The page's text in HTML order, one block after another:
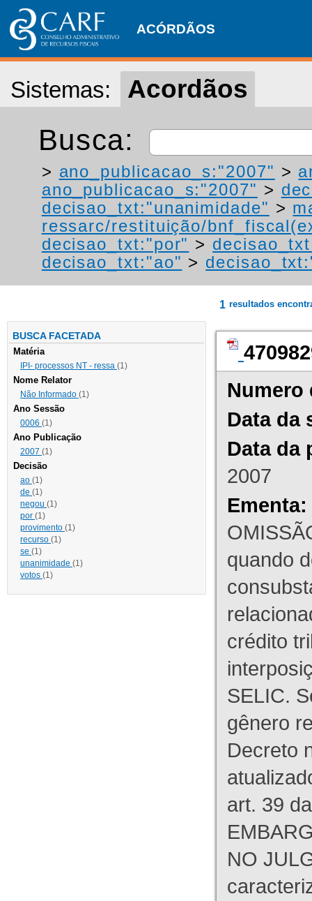
ACÓRDÃOS
Sistemas: Acordãos
Busca:
> ano_publicacao_s:"2007" >
ano_publicacao_s:"2007" >
decisao_txt:"unanimidade" >
ressarc/restituição/
decisao_txt:"por" >
decisao_txt:"ao" >
BUSCA FACETADA
Matéria
IPI- processos NT - ressa (1)
Nome Relator
Não Informado (1)
Ano Sessão
0006 (1)
Ano Publicação
2007 (1)
Decisão
ao (1)
de (1)
negou (1)
por (1)
provimento (1)
recurso (1)
se (1)
unanimidade (1)
votos (1)
1 resultados
Numero
Data da
Data da
2007
Ementa:
quando
crédito
SELIC.
gênero
Decreto
art. 39
NO